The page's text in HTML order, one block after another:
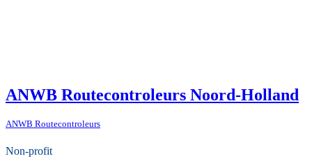
ANWB Routecontroleurs Noord-Holland
ANWB Routecontroleurs
Non-profit